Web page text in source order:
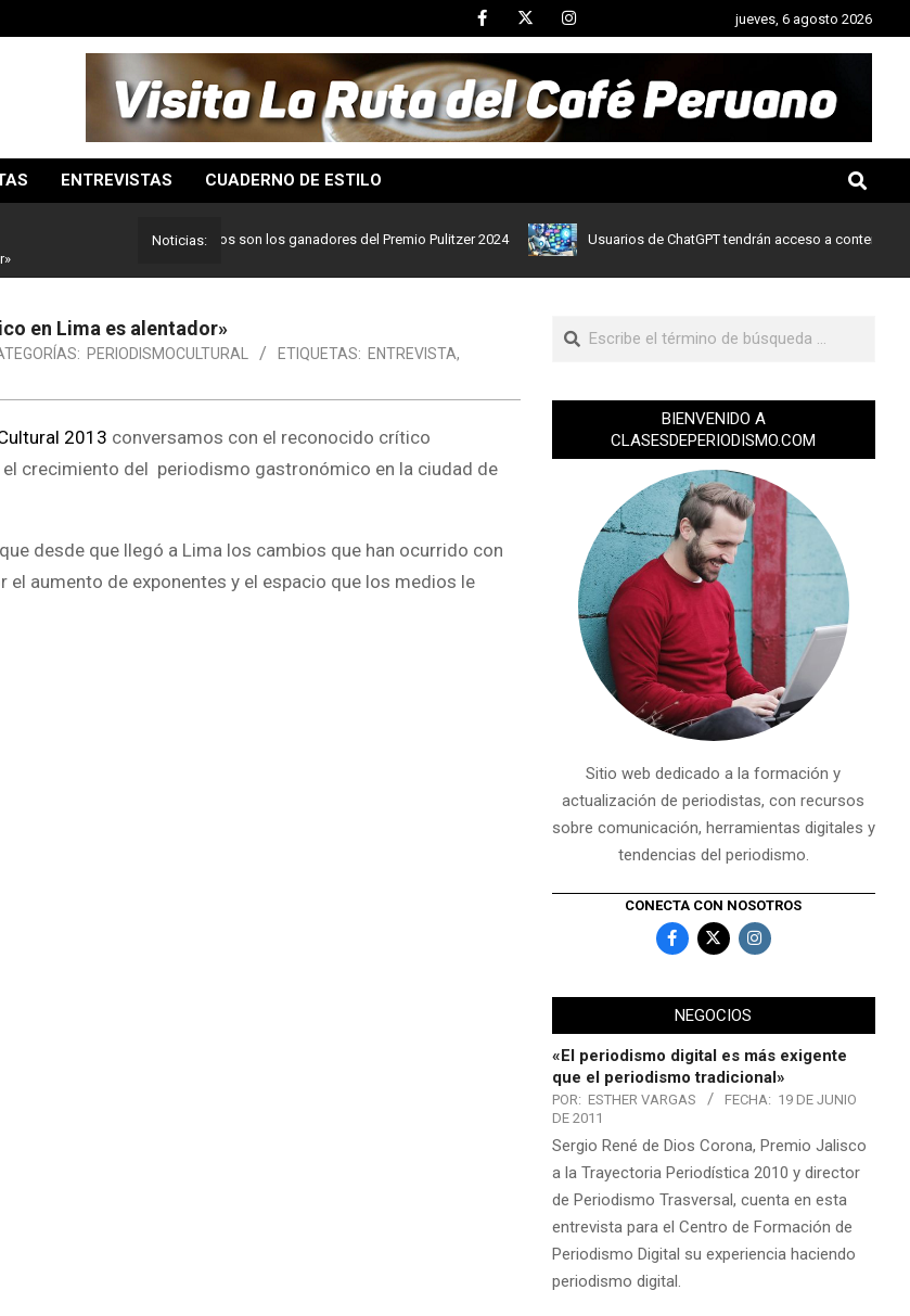
jueves, 6 agosto 2026
ENTREVISTAS CUADERNO DE ESTILO
Noticias:
Lo mejor del periodismo: Estos son los ganadores del Premio Pulitzer 2024 Usuarios de ChatGPT tendrán acceso a contenidos de
en Lima es alentador»
PERIODISMOCULTURAL ETIQUETAS: ENTREVISTA,
2013 conversamos con el reconocido crítico
crecimiento del periodismo gastronómico en la ciudad de
desde que llegó a Lima los cambios que han ocurrido con
aumento de exponentes y el espacio que los medios le
BIENVENIDO A
CLASESDEPERIODISMO.COM
Sitio web dedicado a la formación y
actualización de periodistas, con recursos
sobre comunicación, herramientas digitales y
tendencias del periodismo.
CONECTA CON NOSOTROS
NEGOCIOS
«El periodismo digital es más exigente
que el periodismo tradicional»
POR: ESTHER VARGAS FECHA: 19 DE JUNIO
DE 2011
Sergio René de Dios Corona, Premio Jalisco
a la Trayectoria Periodística 2010 y director
de Periodismo Trasversal, cuenta en esta
entrevista para el Centro de Formación de
Periodismo Digital su experiencia haciendo
periodismo digital.